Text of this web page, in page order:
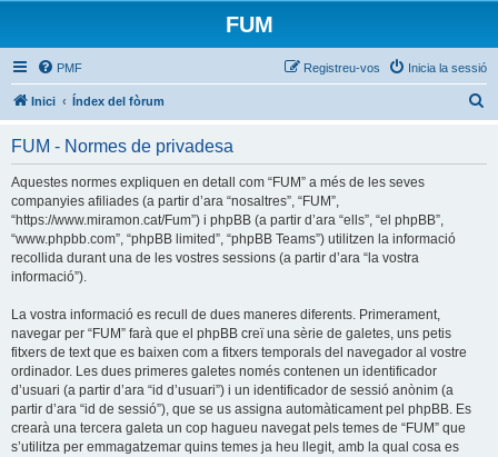
FUM
PMF Inicia la sessió
Registreu-vos
Inici Índex del fòrum
FUM - Normes de privadesa
Aquestes normes expliquen en detall com “FUM” a més de les seves
companyies afiliades (a partir d’ara “nosaltres”, “FUM”,
“https://www.miramon.cat/Fum”) i phpBB (a partir d’ara “ells”, “el phpBB”,
“www.phpbb.com”, “phpBB limited”, “phpBB Teams”) utilitzen la informació
recollida durant una de les vostres sessions (a partir d’ara “la vostra
informació”).
La vostra informació es recull de dues maneres diferents. Primerament,
navegar per “FUM” farà que el phpBB creï una sèrie de galetes, uns petis
fitxers de text que es baixen com a fitxers temporals del navegador al vostre
ordinador. Les dues primeres galetes només contenen un identificador
d’usuari (a partir d’ara “id d’usuari”) i un identificador de sessió anònim (a
partir d’ara “id de sessió”), que se us assigna automàticament pel phpBB. Es
crearà una tercera galeta un cop hagueu navegat pels temes de “FUM” que
s’utilitza per emmagatzemar quins temes ja heu llegit, amb la qual cosa es